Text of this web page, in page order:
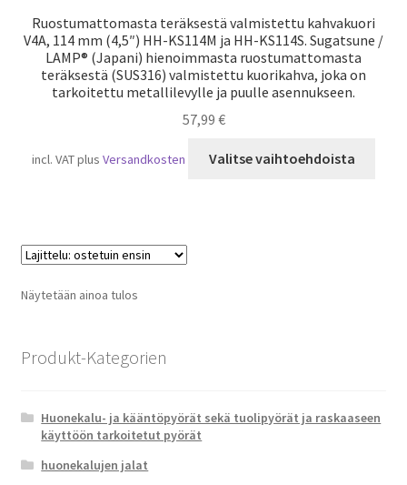
Ruostumattomasta teräksestä valmistettu kahvakuori
V4A, 114 mm (4,5″) HH-KS114M ja HH-KS114S. Sugatsune /
LAMP® (Japani) hienoimmasta ruostumattomasta
teräksestä (SUS316) valmistettu kuorikahva, joka on
tarkoitettu metallilevylle ja puulle asennukseen.
57,99 €
incl. VATplus Versandkosten Valitse vaihtoehdoista
Näytetään ainoa tulos
Produkt-Kategorien
Huonekalu- ja kääntöpyörät sekä tuolipyörät ja raskaaseen
käyttöön tarkoitetut pyörät
huonekalujen jalat